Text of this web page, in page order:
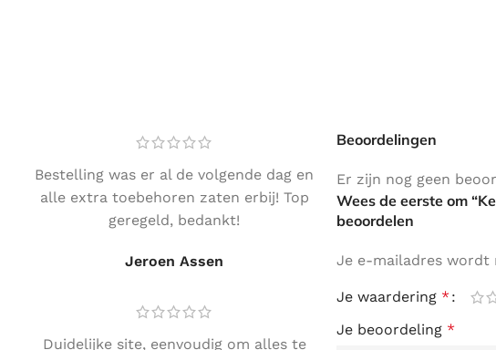
Bestelling was er al de volgende dag en
alle extra toebehoren zaten erbij! Top
geregeld, bedankt!
Jeroen Assen
Duidelijke site, eenvoudig om alles te
Beoordelingen
Er zijn nog geen
Wees de eerste om
beoordelen
Je e-mailadres wordt
Je waardering *
Je beoordeling *